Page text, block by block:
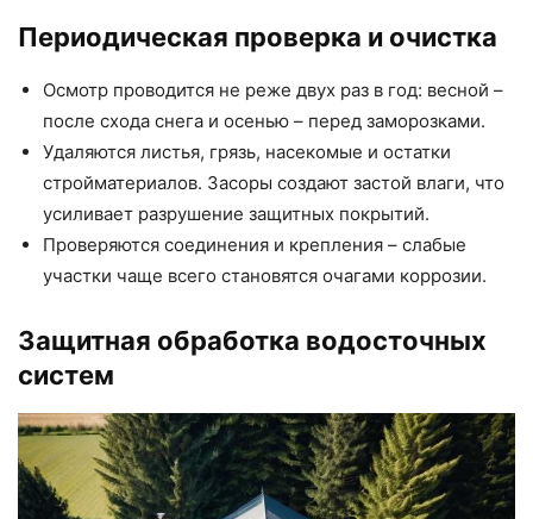
Периодическая проверка и очистка
Осмотр проводится не реже двух раз в год: весной –
после схода снега и осенью – перед заморозками.
Удаляются листья, грязь, насекомые и остатки
стройматериалов. Засоры создают застой влаги, что
усиливает разрушение защитных покрытий.
Проверяются соединения и крепления – слабые
участки чаще всего становятся очагами коррозии.
Защитная обработка водосточных
систем